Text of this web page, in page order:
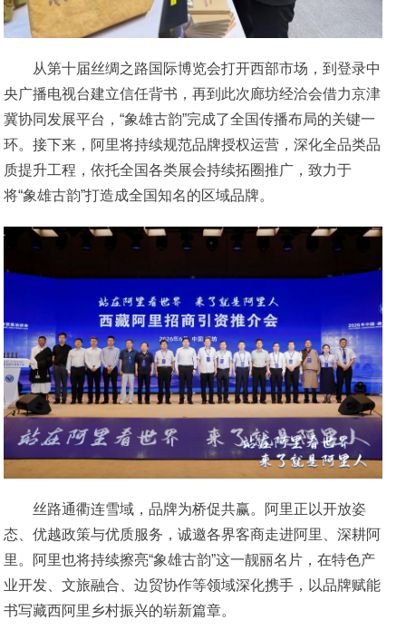
从第十届丝绸之路国际博览会打开西部市场，到登录中
央广播电视台建立信任背书，再到此次廊坊经洽会借力京津
冀协同发展平台，“象雄古韵”完成了全国传播布局的关键一
环。接下来，阿里将持续规范品牌授权运营，深化全品类品
质提升工程，依托全国各类展会持续拓圈推广，致力于
将“象雄古韵”打造成全国知名的区域品牌。
丝路通衢连雪域，品牌为桥促共赢。阿里正以开放姿
态、优越政策与优质服务，诚邀各界客商走进阿里、深耕阿
里。阿里也将持续擦亮“象雄古韵”这一靓丽名片，在特色产
业开发、文旅融合、边贸协作等领域深化携手，以品牌赋能
书写藏西阿里乡村振兴的崭新篇章。